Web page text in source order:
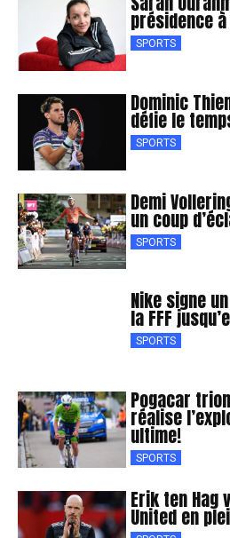
présidence
SPORTS
Dominic
défie le
SPORTS
Demi
un coup
SPORTS
Nike signe
la FFF
SPORTS
Pogacar
réalise
ultime!
SPORTS
Erik ten Hag
United en